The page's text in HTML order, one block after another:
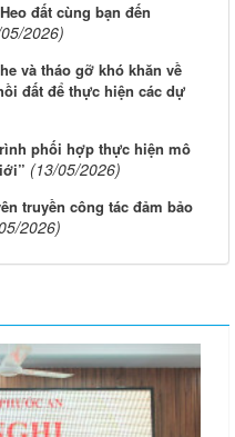
đất cùng bạn đến
2026)
và tháo gỡ khó khăn về
đất để thực hiện các dự
phối hợp thực hiện mô
(13/05/2026)
truyền công tác đảm bảo
2026)